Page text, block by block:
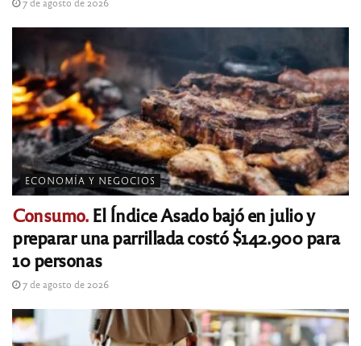
7 de agosto de 2026
ECONOMÍA Y NEGOCIOS
Consumo.El Índice Asado bajó en julio y
preparar una parrillada costó $142.900 para
10 personas
7 de agosto de 2026